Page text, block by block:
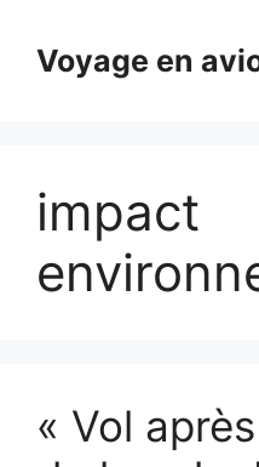
contenuVoyage en
impact
« Vol